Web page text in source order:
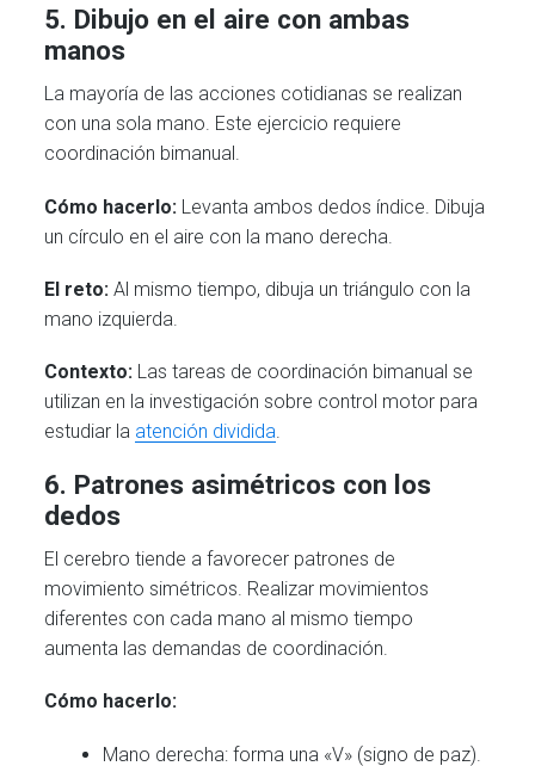
5. Dibujo en el aire con ambas
manos
La mayoría de las acciones cotidianas se realizan
con una sola mano. Este ejercicio requiere
coordinación bimanual.
Cómo hacerlo: Levanta ambos dedos índice. Dibuja
un círculo en el aire con la mano derecha.
El reto: Al mismo tiempo, dibuja un triángulo con la
mano izquierda.
Contexto: Las tareas de coordinación bimanual se
utilizan en la investigación sobre control motor para
estudiar la atención dividida.
6. Patrones asimétricos con los
dedos
El cerebro tiende a favorecer patrones de
movimiento simétricos. Realizar movimientos
diferentes con cada mano al mismo tiempo
aumenta las demandas de coordinación.
Cómo hacerlo:
Mano derecha: forma una «V» (signo de paz).